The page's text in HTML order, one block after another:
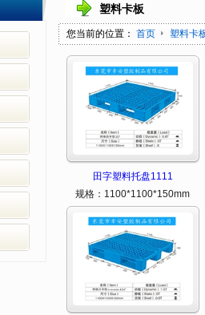
塑料卡板
您当前的位置： 首页 塑料卡
田字塑料托盘1111
规格：1100*1100*150mm